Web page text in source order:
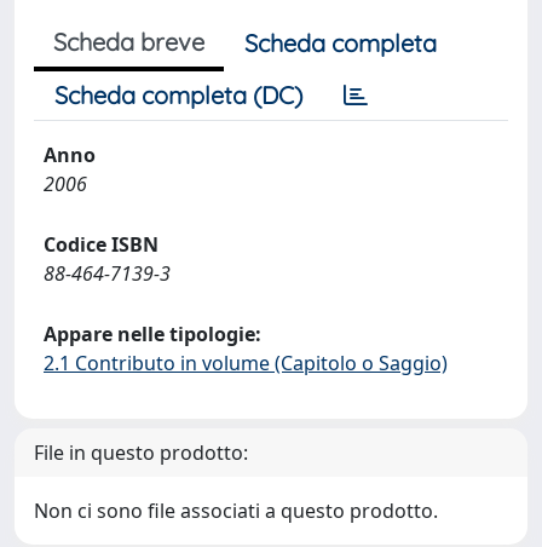
Scheda breve
Scheda completa
Scheda completa (DC)
Anno
2006
Codice ISBN
88-464-7139-3
Appare nelle tipologie:
2.1 Contributo in volume (Capitolo o Saggio)
File in questo prodotto:
Non ci sono file associati a questo prodotto.